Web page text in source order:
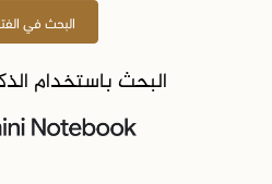
البحث في
البحث باستخدام